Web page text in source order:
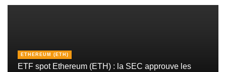
ETHEREUM (ETH)
ETF spot Ethereum (ETH) : la SEC approuve les